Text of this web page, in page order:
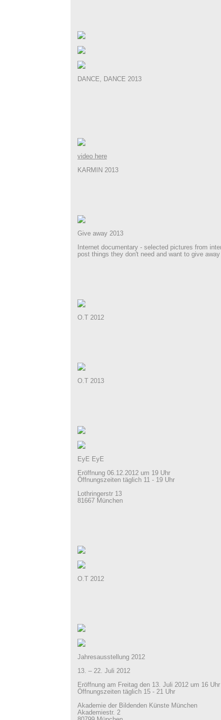
DANCE, DANCE 2013
video here
KARMIN 2013
Give away 2013
Internet documentary - selected pictures from
post things they don't need and want to give
O.T 2012
O.T 2013
EyE EyE
Eröffnung 06.12.2012 um 19 Uhr
Öffnungszeiten täglich 11 - 19 Uhr
Lothringerstr 13
81667 München
O.T 2012
Jahresausstellung 2012
13. – 22. Juli 2012
Eröffnung am Freitag den 13. Juli 2012 um 16 Uhr
Öffnungszeiten täglich 15 - 21 Uhr
Akademie der Bildenden Künste München
Akademiestr. 2